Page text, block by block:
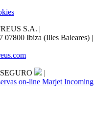
S.A.
07800 Ibiza (Illes Baleares)
on-line Marjet Incoming